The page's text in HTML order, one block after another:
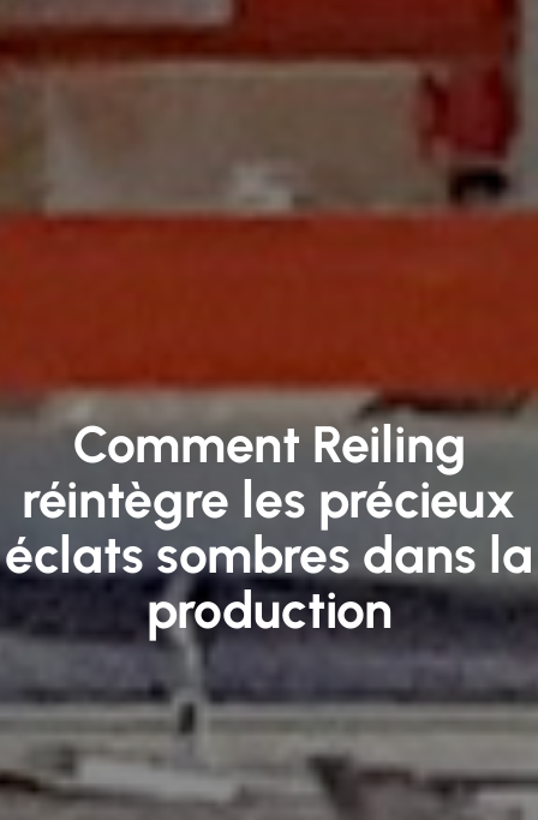
Comment Reiling
réintègre les précieux
éclats sombres dans la
production